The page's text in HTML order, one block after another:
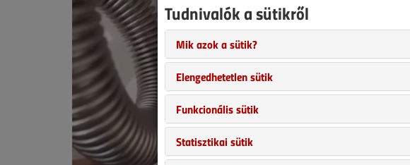
Tudnivalók a sütikről
Mik azok a sütik?
Elengedhetetlen sütik
Funkcionális sütik
Statisztikai sütik